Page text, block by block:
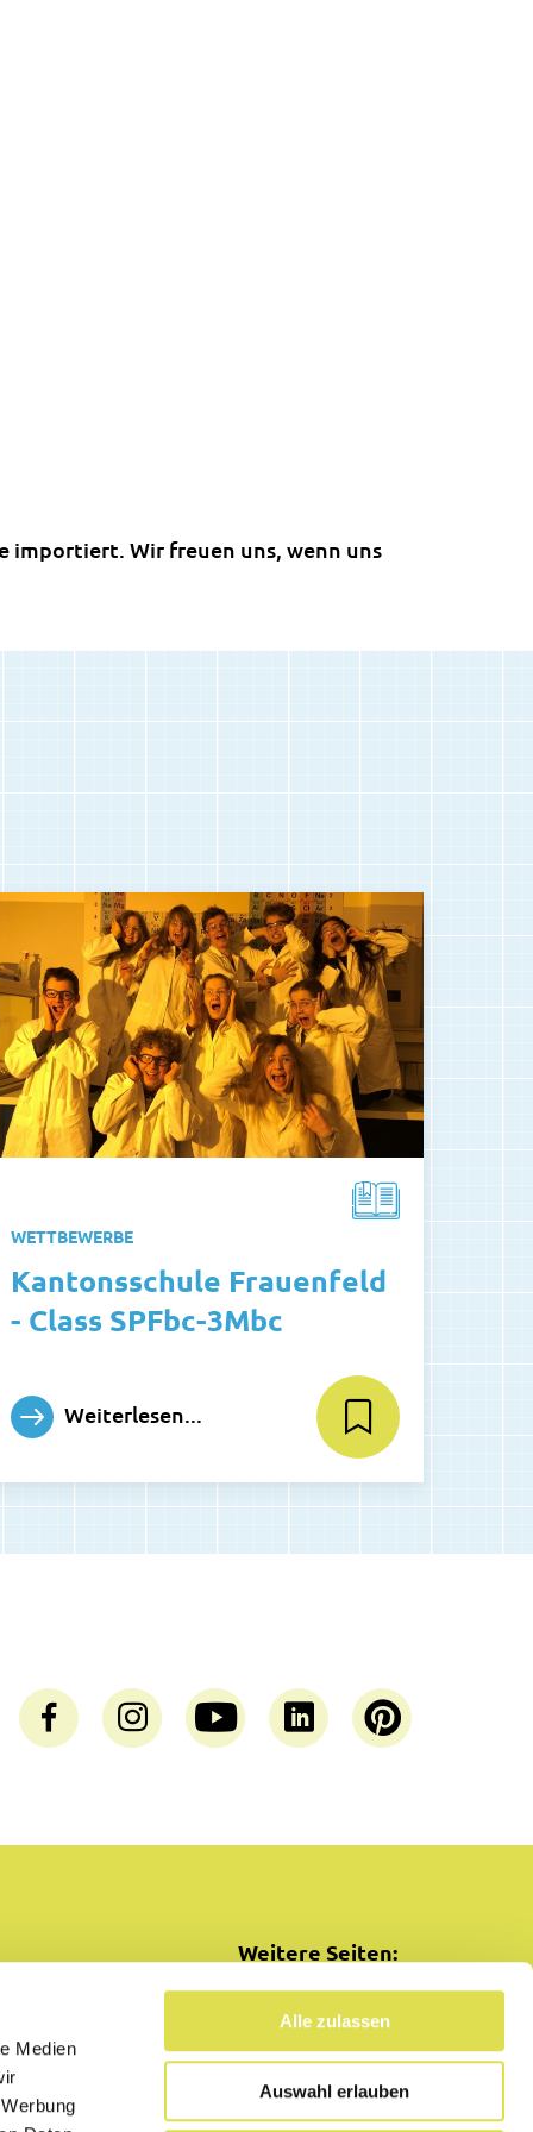
Medien
Alle zulassen
Auswahl erlauben
importiert. Wir freuen uns, wenn uns
WETTBEWERBE
Kantonsschule Frauenfeld
- Class SPFbc-3Mbc
Weiterlesen...
Weitere Seiten:
SimplyCooking